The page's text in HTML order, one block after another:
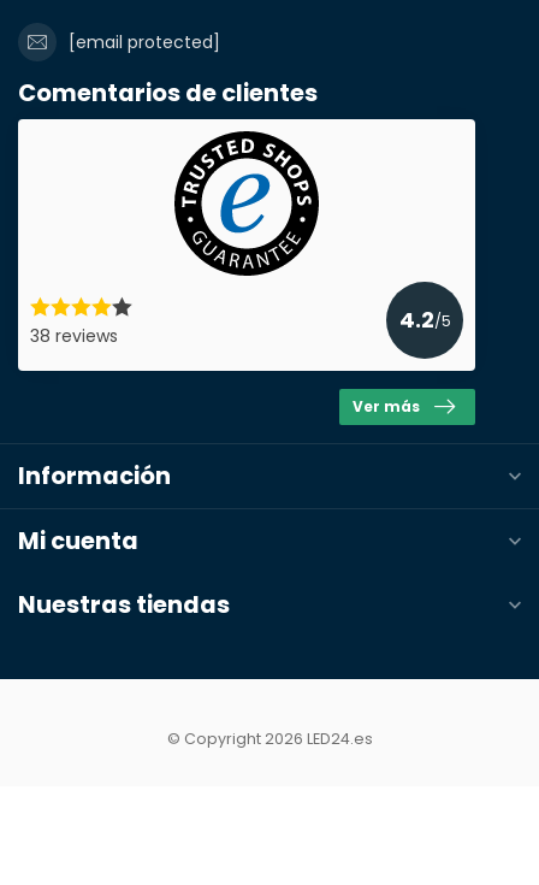
[email protected]
Comentarios de clientes
38 reviews
4.2/5
Ver más
Información
Mi cuenta
Nuestras tiendas
© Copyright 2026 LED24.es